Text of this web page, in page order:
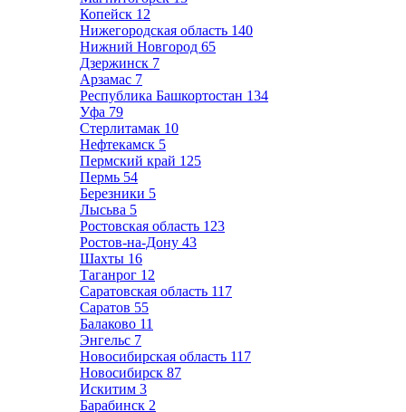
Копейск 12
Нижегородская область 140
Нижний Новгород 65
Дзержинск 7
Арзамас 7
Республика Башкортостан 134
Уфа 79
Стерлитамак 10
Нефтекамск 5
Пермский край 125
Пермь 54
Березники 5
Лысьва 5
Ростовская область 123
Ростов-на-Дону 43
Шахты 16
Таганрог 12
Саратовская область 117
Саратов 55
Балаково 11
Энгельс 7
Новосибирская область 117
Новосибирск 87
Искитим 3
Барабинск 2